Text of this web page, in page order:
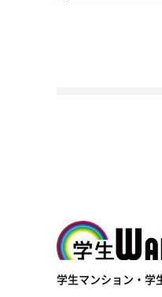
学生ウォーカー
学生マンション・学